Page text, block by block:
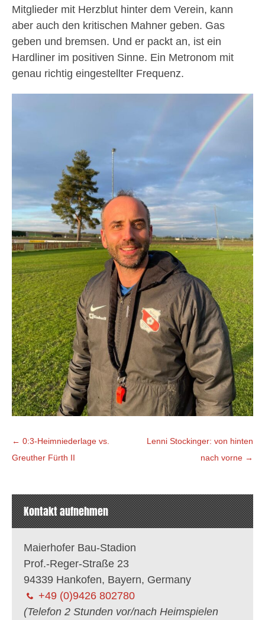
Mitglieder mit Herzblut hinter dem Verein, kann
aber auch den kritischen Mahner geben. Gas
geben und bremsen. Und er packt an, ist ein
Hardliner im positiven Sinne. Ein Metronom mit
genau richtig eingestellter Frequenz.
Beitragsnavigation
← 0:3-Heimniederlage vs.
Greuther Fürth II
Lenni Stockinger: von hinten
nach vorne →
Kontakt aufnehmen
Maierhofer Bau-Stadion
Prof.-Reger-Straße 23
94339 Hankofen, Bayern, Germany
+49 (0)9426 802780
(Telefon 2 Stunden vor/nach Heimspielen